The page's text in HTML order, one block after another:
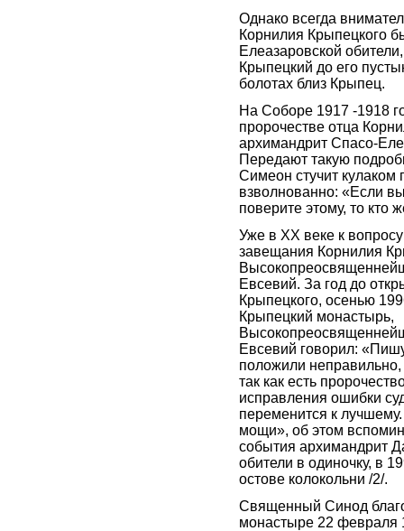
Однако всегда
Корнилия Крыпецкого
Елеазаровской
Крыпецкий до его
болотах близ Крыпец.
На Соборе 1917 -1918
пророчестве отца
архимандрит Спасо-
Передают такую
Симеон стучит кулаком
взволнованно: «Если
поверите этому, то кто
Уже в XX веке к
завещания Корнилия
Евсевий. За год до
Крыпецкого, осенью
Крыпецкий монастырь,
Евсевий говорил:
положили
так как есть
исправления ошибки
переменится к
мощи», об этом
события архимандрит
обители в одиночку, в
остове колокольни /2/.
Священный Синод
монастыре 22 февраля